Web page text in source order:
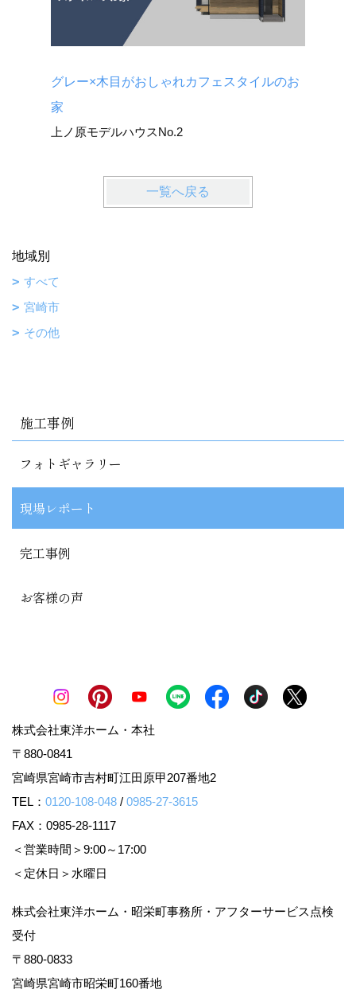
グレー×木目がおしゃれカフェスタイルのお
家
上ノ原モデルハウスNo.2
一覧へ戻る
地域別
すべて
宮崎市
その他
施工事例
フォトギャラリー
現場レポート
完工事例
お客様の声
株式会社東洋ホーム・本社
〒880-0841
宮崎県宮崎市吉村町江田原甲207番地2
TEL： 0120-108-048 / 0985-27-3615
FAX：0985-28-1117
＜営業時間＞9:00～17:00
＜定休日＞水曜日
株式会社東洋ホーム・昭栄町事務所・アフターサービス点検
受付
〒880-0833
宮崎県宮崎市昭栄町160番地